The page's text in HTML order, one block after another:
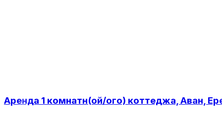
Аренда 1 комнатн(ой/ого) коттеджа, Аван,